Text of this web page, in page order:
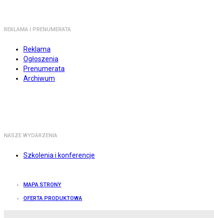
REKLAMA I PRENUMERATA
Reklama
Ogłoszenia
Prenumerata
Archiwum
NASZE WYDARZENIA
Szkolenia i konferencje
MAPA STRONY
OFERTA PRODUKTOWA